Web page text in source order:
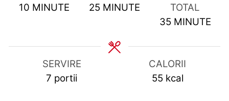
10MINUTES
MINUTE
25 MINUTES
MINUTE
TOTAL
35MINUTES
MINUTE
SERVIRE
7 portii
CALORII
55 kcal